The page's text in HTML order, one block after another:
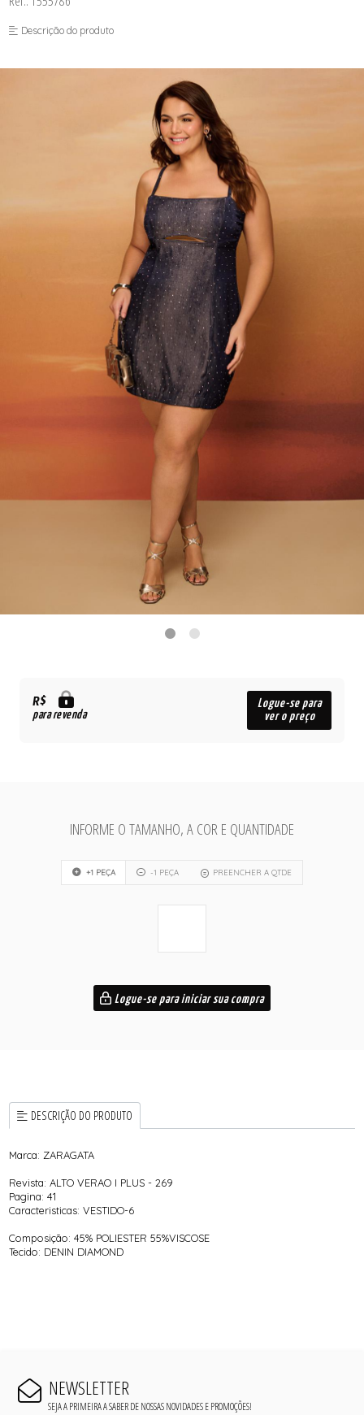
FUSEA-AGOSTO I-
LONGO-AGOSTO I-
MACAC-AGOSTO I-
Descrição do produto
R$
para revenda
Logue-se para
ver o preço
INFORME O TAMANHO, A COR E QUANTIDADE
+1 PEÇA -1 PEÇA PREENCHER A QTDE
Logue-se para iniciar sua compra
DESCRIÇÃO DO PRODUTO
Marca: ZARAGATA
Revista: ALTO VERAO I PLUS - 269
Pagina: 41
Caracteristicas: VESTIDO-6
Composição: 45% POLIESTER 55%VISCOSE
Tecido: DENIN DIAMOND
NEWSLETTER
SEJA A PRIMEIRA A SABER DE NOSSAS NOVIDADES E PROMOÇÕES!